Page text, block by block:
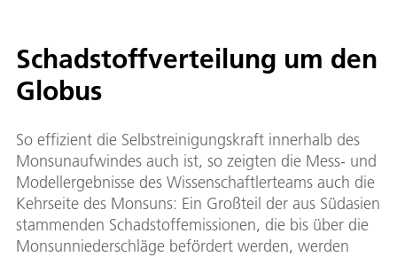
Schadstoffverteilung um den
Globus
So effizient die Selbstreinigungskraft innerhalb des
Monsunaufwindes auch ist, so zeigten die Mess- und
Modellergebnisse des Wissenschaftlerteams auch die
Kehrseite des Monsuns: Ein Großteil der aus Südasien
stammenden Schadstoffemissionen, die bis über die
Monsunniederschläge befördert werden, werden